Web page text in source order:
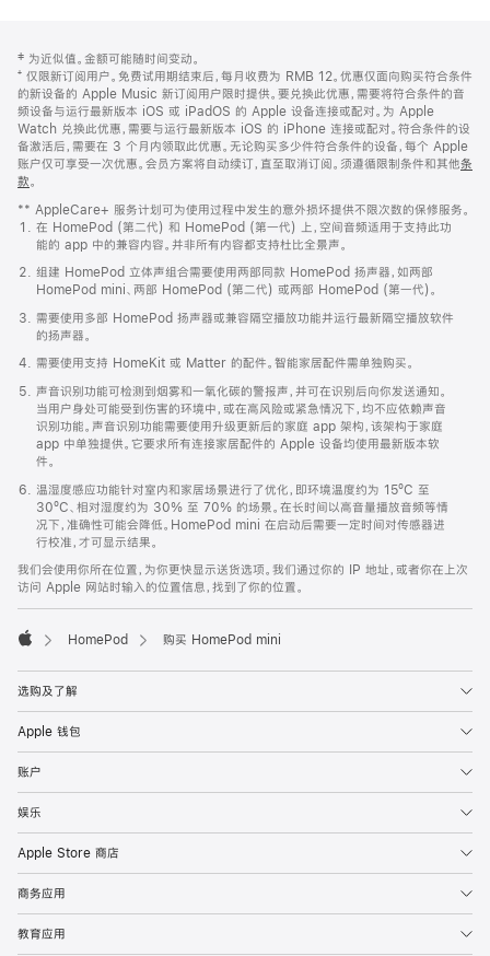
页
页
脚
注
‡ 为近似值。金额可能随时间变动。
⁺ 仅限新订阅用户。免费试用期结束后，每月收费为 RMB 12。优惠仅面向购买符合条件
的新设备的 Apple Music 新订阅用户限时提供。要兑换此优惠，需要将符合条件的音
频设备与运行最新版本 iOS 或 iPadOS 的 Apple 设备连接或配对。为 Apple
Watch 兑换此优惠，需要与运行最新版本 iOS 的 iPhone 连接或配对。符合条件的设
备激活后，需要在 3 个月内领取此优惠。无论购买多少件符合条件的设备，每个 Apple
账户仅可享受一次优惠。会员方案将自动续订，直至取消订阅。须遵循限制条件和其他条
款。
窗
口
中
打
开)
** AppleCare+ 服务计划可为使用过程中发生的意外损坏提供不限次数的保修服务。
在 HomePod (第二代) 和 HomePod (第一代) 上，空间音频适用于支持此功
能的 app 中的兼容内容。并非所有内容都支持杜比全景声。
组建 HomePod 立体声组合需要使用两部同款 HomePod 扬声器，如两部
HomePod mini、两部 HomePod (第二代) 或两部 HomePod (第一代)。
需要使用多部 HomePod 扬声器或兼容隔空播放功能并运行最新隔空播放软件
的扬声器。
需要使用支持 HomeKit 或 Matter 的配件。智能家居配件需单独购买。
声音识别功能可检测到烟雾和一氧化碳的警报声，并可在识别后向你发送通知。
当用户身处可能受到伤害的环境中，或在高风险或紧急情况下，均不应依赖声音
识别功能。声音识别功能需要使用升级更新后的家庭 app 架构，该架构于家庭
app 中单独提供。它要求所有连接家居配件的 Apple 设备均使用最新版本软
件。
温湿度感应功能针对室内和家居场景进行了优化，即环境温度约为 15ºC 至
30ºC、相对湿度约为 30% 至 70% 的场景。在长时间以高音量播放音频等情
况下，准确性可能会降低。HomePod mini 在启动后需要一定时间对传感器进
行校准，才可显示结果。
我们会使用你所在位置，为你更快显示送货选项。我们通过你的 IP 地址，或者你在上次
访问 Apple 网站时输入的位置信息，找到了你的位置。
HomePod 购买 HomePod mini
选购及了解
Apple 钱包
账户
娱乐
Apple Store 商店
商务应用
教育应用